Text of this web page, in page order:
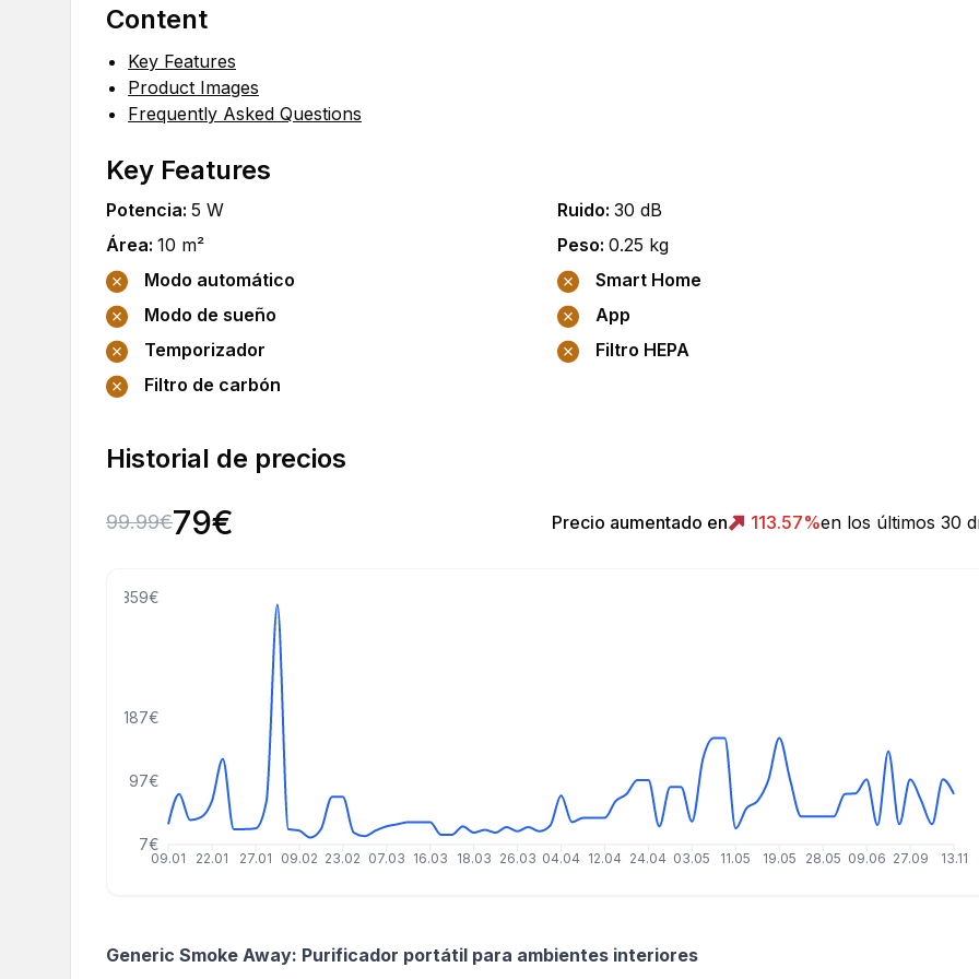
Content
Key Features
Product Images
Frequently Asked Questions
Key Features
Potencia: 5 W Ruido: 30 dB
Área: 10 m² Peso: 0.25 kg
Modo automático
Smart Home
Modo de sueño
App
Temporizador
Filtro HEPA
Filtro de carbón
Historial de precios
99.99€79€ Precio aumentado en 113.57%en los últimos 30
09.01 22.01 27.01 09.02 23.02 07.03 16.03 18.03 26.03 04.04 12.04 24.04 03.05 11.05 19.05 28.05 09.06 27.09 13.11
7€
97€
187€
359€
Generic Smoke Away: Purificador portátil para ambientes interiores